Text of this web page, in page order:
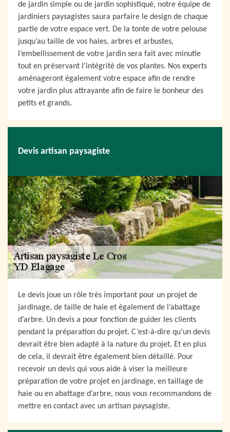
de jardin simple ou de jardin sophistiqué, notre équipe de
jardiniers paysagistes saura parfaire le design de chaque
partie de votre espace vert. De la tonte de votre pelouse
jusqu’au taille de vos haies, arbres et arbustes,
l’embellissement de votre jardin sera fait avec minutie
tout en préservant l’intégrité de vos plantes. Nos experts
aménageront également votre espace afin de rendre
votre jardin plus attrayante afin de faire le bonheur des
petits et grands.
Devis artisan paysagiste
Le devis joue un rôle très important pour un projet de
jardinage, de taille de haie et également de l’abattage
d’arbre. Un devis a pour fonction de guider les clients
pendant la préparation du projet. C’est-à-dire qu’un devis
devrait être bien adapté à la nature du projet. Et en plus
de cela, il devrait être également bien détaillé. Pour
recevoir un devis qui vous aide à viser la meilleure
préparation de votre projet en jardinage, en taillage de
haie ou en abattage d’arbre, nous vous recommandons de
mettre en contact avec un artisan paysagiste.